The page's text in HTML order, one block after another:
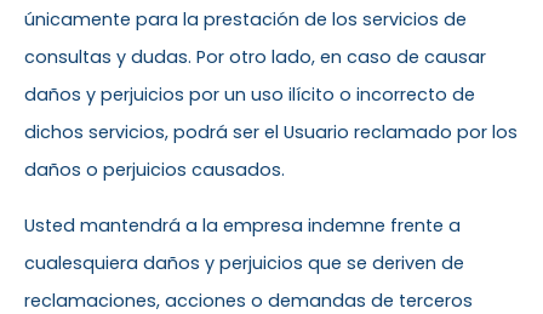
únicamente para la prestación de los servicios de
consultas y dudas. Por otro lado, en caso de causar
daños y perjuicios por un uso ilícito o incorrecto de
dichos servicios, podrá ser el Usuario reclamado por los
daños o perjuicios causados.
Usted mantendrá a la empresa indemne frente a
cualesquiera daños y perjuicios que se deriven de
reclamaciones, acciones o demandas de terceros